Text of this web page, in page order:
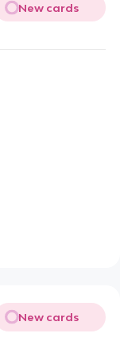
New cards
New cards